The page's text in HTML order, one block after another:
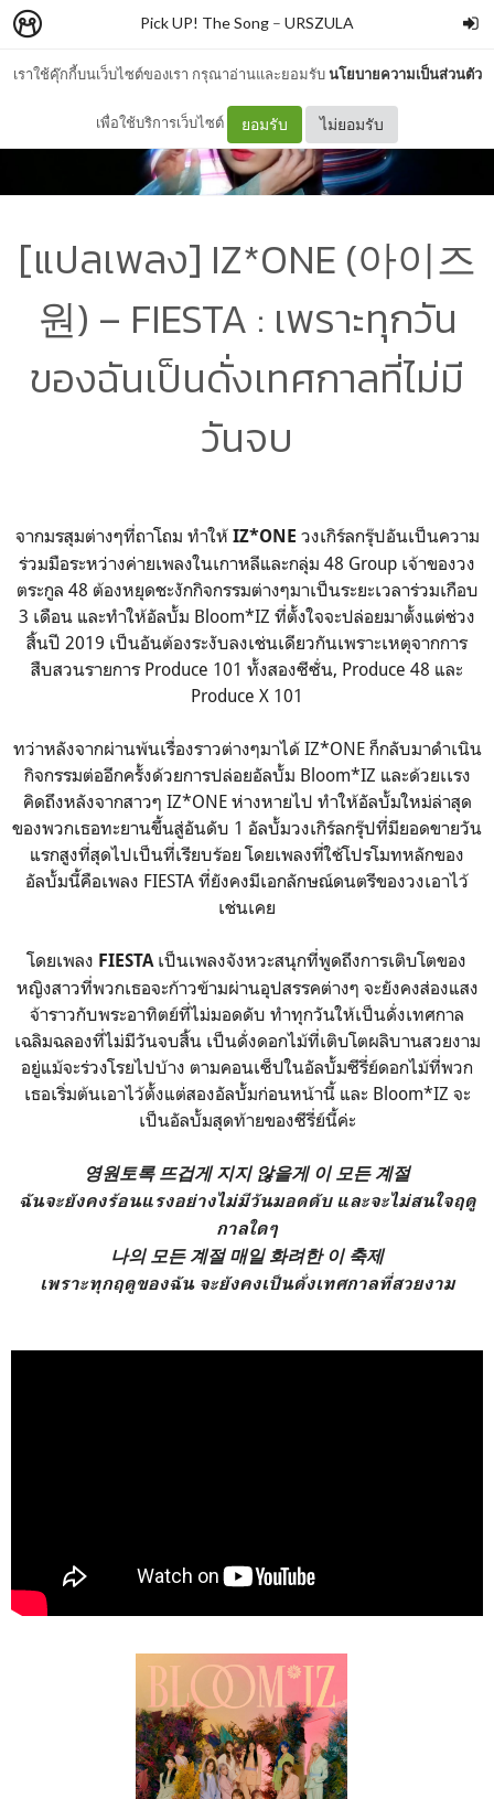
เราใช้คุ๊กกี้บนเว็บไซต์ของเรา กรุณาอ่านและยอมรับนโยบายความเป็นส่วนตัว
เพื่อใช้บริการเว็บไซต์ ยอมรับ ไม่ยอมรับ
Pick UP! The Song – URSZULA
[แปลเพลง] IZ*ONE (아이즈
원) – FIESTA : เพราะทุกวัน
ของฉันเป็นดั่งเทศกาลที่ไม่มี
วันจบ
จากมรสุมต่างๆที่ถาโถม ทำให้IZ*ONE วงเกิร์ลกรุ๊ปอันเป็นความ
ร่วมมือระหว่างค่ายเพลงในเกาหลีและกลุ่ม 48 Group เจ้าของวง
ตระกูล 48 ต้องหยุดชะงักกิจกรรมต่างๆมาเป็นระยะเวลาร่วมเกือบ
3 เดือน และทำให้อัลบั้ม Bloom*IZ ที่ตั้งใจจะปล่อยมาตั้งแต่ช่วง
สิ้นปี 2019 เป็นอันต้องระงับลงเช่นเดียวกันเพราะเหตุจากการ
สืบสวนรายการ Produce 101 ทั้งสองซีซั่น, Produce 48 และ
Produce X 101
ทว่าหลังจากผ่านพ้นเรื่องราวต่างๆมาได้ IZ*ONE ก็กลับมาดำเนิน
กิจกรรมต่ออีกครั้งด้วยการปล่อยอัลบั้ม Bloom*IZ และด้วยเเรง
คิดถึงหลังจากสาวๆ IZ*ONE ห่างหายไป ทำให้อัลบั้มใหม่ล่าสุด
ของพวกเธอทะยานขึ้นสู่อันดับ 1 อัลบั้มวงเกิร์ลกรุ๊ปที่มียอดขายวัน
แรกสูงที่สุดไปเป็นที่เรียบร้อย โดยเพลงที่ใช้โปรโมทหลักของ
อัลบั้มนี้คือเพลง FIESTA ที่ยังคงมีเอกลักษณ์ดนตรีของวงเอาไว้
เช่นเคย
โดยเพลง FIESTA เป็นเพลงจังหวะสนุกที่พูดถึงการเติบโตของ
หญิงสาวที่พวกเธอจะก้าวข้ามผ่านอุปสรรคต่างๆ จะยังคงส่องแสง
จ้าราวกับพระอาทิตย์ที่ไม่มอดดับ ทำทุกวันให้เป็นดั่งเทศกาล
เฉลิมฉลองที่ไม่มีวันจบสิ้น เป็นดั่งดอกไม้ที่เติบโตผลิบานสวยงาม
อยู่แม้จะร่วงโรยไปบ้าง ตามคอนเซ็ปในอัลบั้มซีรี่ย์ดอกไม้ที่พวก
เธอเริ่มต้นเอาไว้ตั้งแต่สองอัลบั้มก่อนหน้านี้ และ Bloom*IZ จะ
เป็นอัลบั้มสุดท้ายของซีรี่ย์นี้ค่ะ
영원토록 뜨겁게 지지 않을게 이 모든 계절
ฉันจะยังคงร้อนแรงอย่างไม่มีวันมอดดับ และจะไม่สนใจฤดู
กาลใดๆ
나의 모든 계절 매일 화려한 이 축제
เพราะทุกฤดูของฉัน จะยังคงเป็นดั่งเทศกาลที่สวยงาม